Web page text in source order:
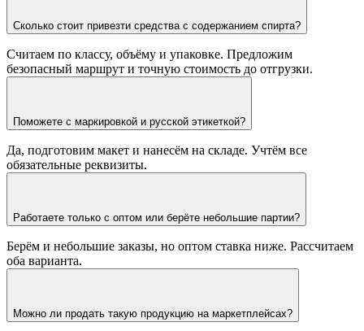
Сколько стоит привезти средства с содержанием спирта?
Считаем по классу, объёму и упаковке. Предложим
безопасный маршрут и точную стоимость до отгрузки.
Поможете с маркировкой и русской этикеткой?
Да, подготовим макет и нанесём на складе. Учтём все
обязательные реквизиты.
Работаете только с оптом или берёте небольшие партии?
Берём и небольшие заказы, но оптом ставка ниже. Рассчитаем
оба варианта.
Можно ли продать такую продукцию на маркетплейсах?